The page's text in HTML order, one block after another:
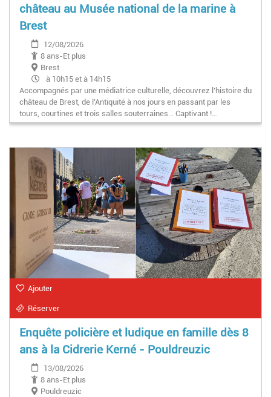
château au Musée national de la marine à
Brest
12/08/2026
8 ans-Et plus
Brest
à 10h15 et à 14h15
Accompagnés par une médiatrice culturelle, découvrez l’histoire du
château de Brest, de l’Antiquité à nos jours en passant par les
tours, courtines et trois salles souterraines... Captivant !…
Ajouter
Réserver
Enquête policière et ludique en famille dès 8
ans à la Cidrerie Kerné - Pouldreuzic
13/08/2026
8 ans-Et plus
Pouldreuzic